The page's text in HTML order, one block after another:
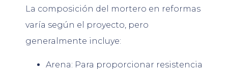
La composición del mortero en reformas
varía según el proyecto, pero
generalmente incluye:
Arena: Para proporcionar resistencia